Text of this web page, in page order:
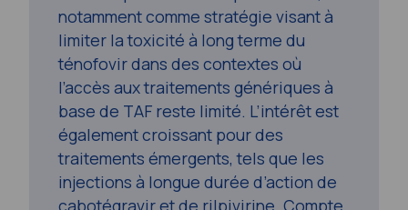
notamment comme stratégie visant à
limiter la toxicité à long terme du
ténofovir dans des contextes où
l’accès aux traitements génériques à
base de TAF reste limité. L’intérêt est
également croissant pour des
traitements émergents, tels que les
injections à longue durée d’action de
cabotégravir et de rilpivirine. Compte